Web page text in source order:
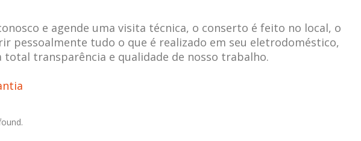
e agende uma visita técnica, o conserto é feito no local, o
pessoalmente tudo o que é realizado em seu eletrodoméstico,
total transparência e qualidade de nosso trabalho.